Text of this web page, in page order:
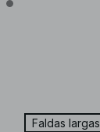
Faldas largas